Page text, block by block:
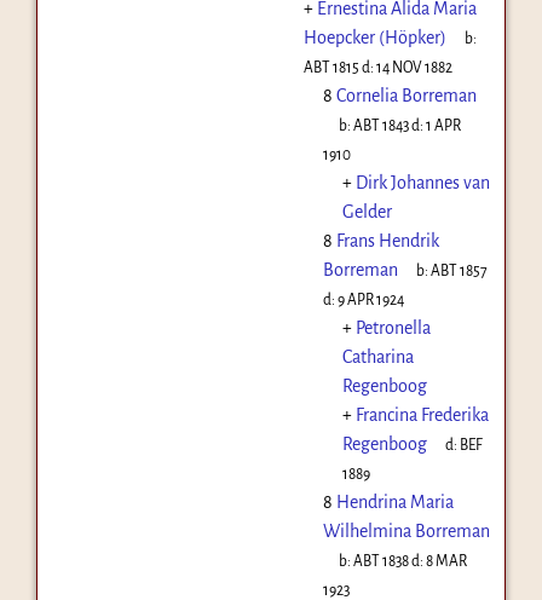
+ Ernestina Alida Maria
Hoepcker (Höpker)
b:
ABT 1815 d: 14 NOV 1882
8 Cornelia Borreman
b:ABT 1843d:1 APR
1910
+ Dirk Johannes van
Gelder
8 Frans Hendrik
Borreman
b:ABT 1857
d: 9 APR 1924
+ Petronella
Catharina
Regenboog
+ Francina Frederika
Regenboog
d: BEF
1889
8 Hendrina Maria
Wilhelmina Borreman
b:ABT 1838d:8 MAR
1923